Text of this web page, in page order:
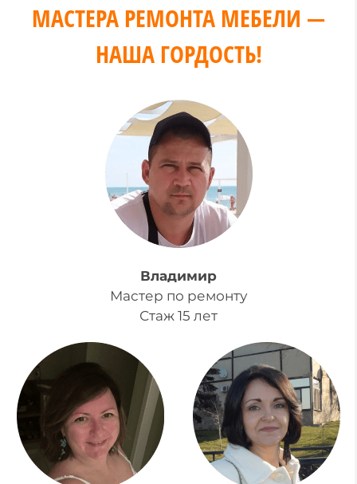
МАСТЕРА РЕМОНТА МЕБЕЛИ —
НАША ГОРДОСТЬ!
Владимир
Мастер по ремонту
Стаж 15 лет